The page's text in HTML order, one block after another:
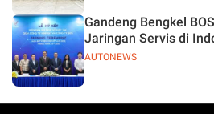
AUTONEWS
Gandeng Bengkel
Jaringan Servis di